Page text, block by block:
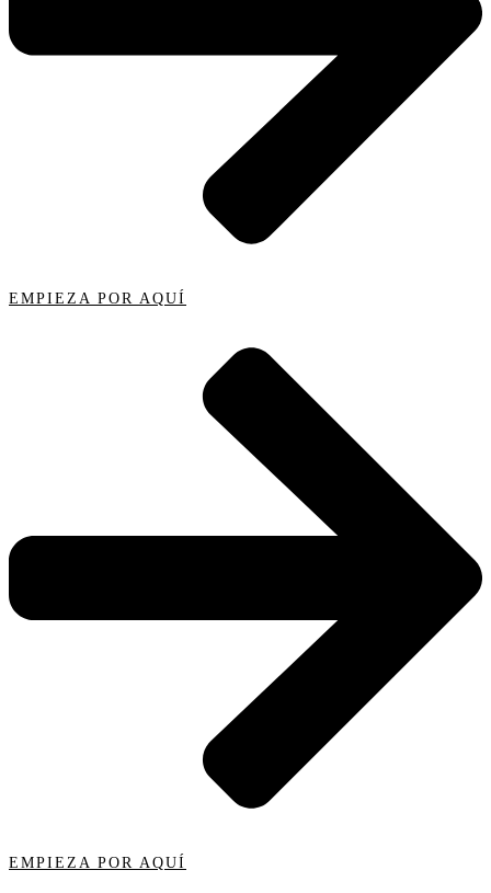
EMPIEZA POR AQUÍ
EMPIEZA POR AQUÍ